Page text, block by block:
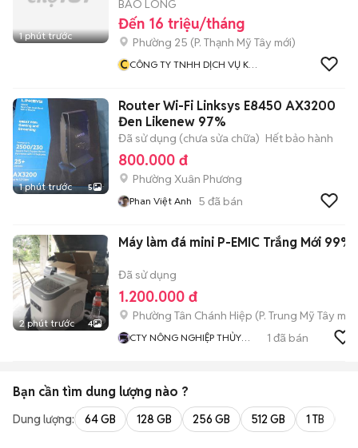
1 phút trước
BẢO LONG
Đến 16 triệu/tháng
Phường 25 (P. Thạnh Mỹ Tây mới)
CCÔNG TY TNHH DỊCH VỤ KỸ
1 phút trước 5
Router Wi-Fi Linksys E8450 AX3200
Đen Likenew 97%
Đã sử dụng (chưa sửa chữa) Hết bảo hành
800.000 đ
Phường Xuân Phương
Phan Việt Anh 5 đã bán
2 phút trước 4
Máy làm đá mini P-EMIC Trắng Mới 99%
Đã sử dụng
1.200.000 đ
Phường Tân Chánh Hiệp (P. Trung Mỹ Tây mới)
CTY NÔNG NGHIỆP THỦY
1 đã bán
Bạn cần tìm dung lượng nào ?
Dung lượng: 64 GB 128 GB 256 GB 512 GB 1 TB